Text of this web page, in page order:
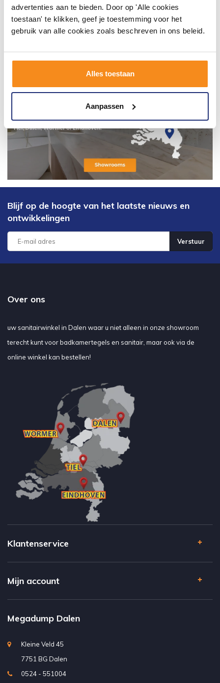
advertenties aan te bieden. Door op 'Alle cookies
toestaan' te klikken, geef je toestemming voor het
gebruik van alle cookies zoals beschreven in ons beleid.
Alles toestaan
Aanpassen
Blijf op de hoogte van het laatste nieuws en
ontwikkelingen
Verstuur
Over ons
uw sanitairwinkel in Dalen waar u niet alleen in onze showroom
terecht kunt voor badkamertegels en sanitair, maar ook via de
online winkel kan bestellen!
Klantenservice
Mijn account
Megadump Dalen
Kleine Veld 45
7751 BG Dalen
0524 - 551004